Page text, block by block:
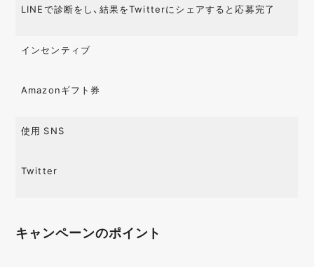
LINEで診断をし、結果をTwitterにシェアすると応募完了
インセンティブ
Amazonギフト券
使用 SNS
Twitter
キャンペーンのポイント